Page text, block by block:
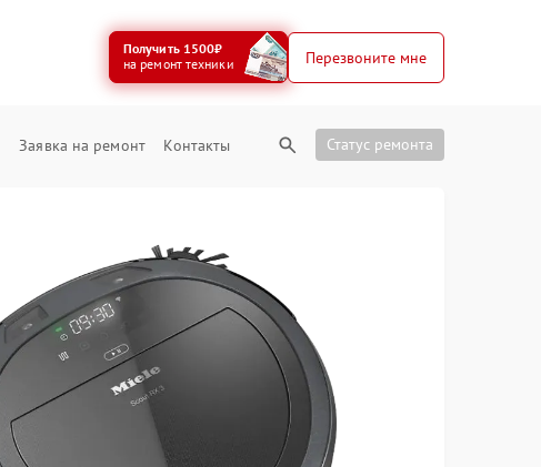
Получить 1500₽
на ремонт техники
Перезвоните мне
Заявка на ремонт Контакты Статус ремонта